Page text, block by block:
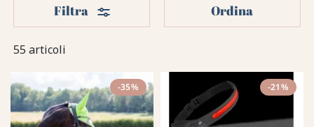
55 articoli
Filtra Filtri Ordina
-35% -21%